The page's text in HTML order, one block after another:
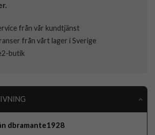
från vår kundtjänst
från vårt lager i Sverige
butik
dbramante1928